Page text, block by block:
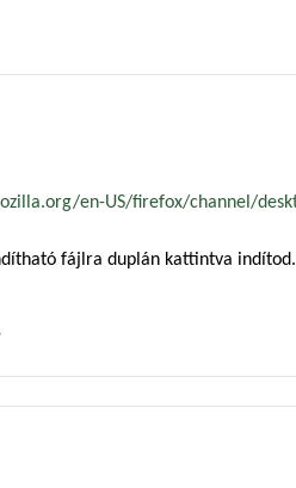
en-US/firefox/channel/
fájlra duplán kattintva indítod.